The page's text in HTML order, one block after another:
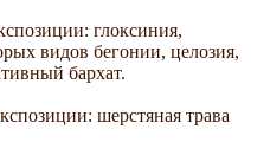
глоксиния,
видов бегонии, целозия,
бархат.
шерстяная трава